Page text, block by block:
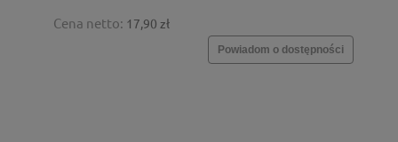
Cena netto: 17,90 zł
Powiadom o dostępności